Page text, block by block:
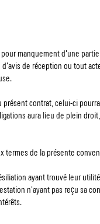
manquement d'une
de réception ou tout
contrat, celui-ci
aura lieu de plein
de la présente
ayant trouvé leur
n'ayant pas reçu sa